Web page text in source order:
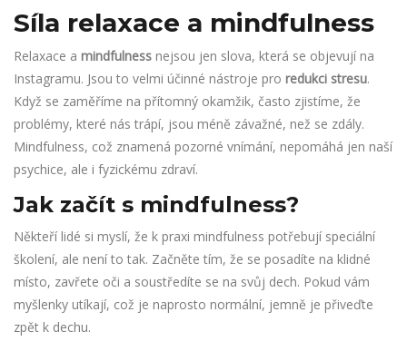
Síla relaxace a mindfulness
Relaxace a mindfulness nejsou jen slova, která se objevují na
Instagramu. Jsou to velmi účinné nástroje pro redukci stresu.
Když se zaměříme na přítomný okamžik, často zjistíme, že
problémy, které nás trápí, jsou méně závažné, než se zdály.
Mindfulness, což znamená pozorné vnímání, nepomáhá jen naší
psychice, ale i fyzickému zdraví.
Jak začít s mindfulness?
Někteří lidé si myslí, že k praxi mindfulness potřebují speciální
školení, ale není to tak. Začněte tím, že se posadíte na klidné
místo, zavřete oči a soustředíte se na svůj dech. Pokud vám
myšlenky utíkají, což je naprosto normální, jemně je přiveďte
zpět k dechu.